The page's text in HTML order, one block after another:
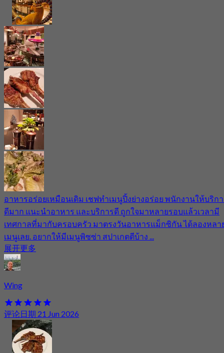
อาหารอร่อยเหมือนเดิม เชฟทำเมนูปิ้งย่างอร่อย พนักงานให้บริก
ดีมาก แนะนำอาหาร และบริการดี ถูกใจมาหลายรอบแล้วเวลามี
เทศกาลที่มากับครอบครัว มาตรงวันอาหารแม็กซิกัน ได้ลองหลา
เมนูเลย. อยากให้มีเมนูพิซซ่า สปาเกตตีบ้าง ...
展开更多
Wing
评论日期 21 Jun 2026